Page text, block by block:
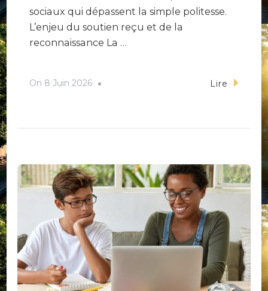
sociaux qui dépassent la simple politesse.
L’enjeu du soutien reçu et de la
reconnaissance La …
On 8 Juin 2026 Lire